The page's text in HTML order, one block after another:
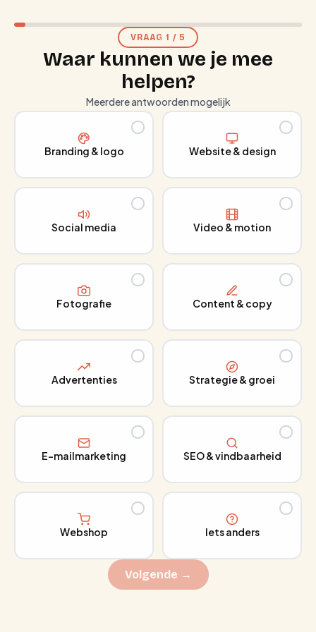
VRAAG 1 / 5
Waar kunnen we je mee
helpen?
Meerdere antwoorden mogelijk
Branding & logo Website & design
Social media Video & motion
Fotografie Content & copy
Advertenties Strategie & groei
E-mailmarketing SEO & vindbaarheid
Webshop Iets anders
Volgende →